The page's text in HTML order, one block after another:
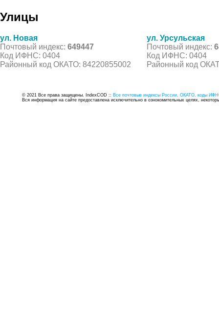
Улицы
ул. Новая
Почтовый индекс: 649447
Код ИФНС: 0404
Районный код ОКАТО: 84220855002
ул. Урсульская
Почтовый индекс:
Код ИФНС: 0404
Районный код
© 2021 Все права защищены. IndexCOD :: Все почтовые индексы России, ОКАТО, коды
Вся информация на сайте предоставлена исключительно в ознокомительных целях,